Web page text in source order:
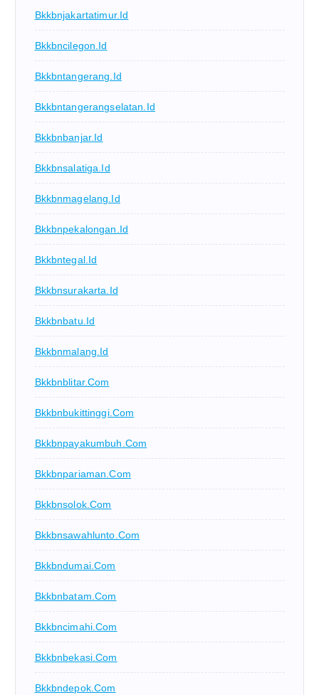
Bkkbnjakartatimur.id
Bkkbncilegon.id
Bkkbntangerang.id
Bkkbntangerangselatan.id
Bkkbnbanjar.id
Bkkbnsalatiga.id
Bkkbnmagelang.id
Bkkbnpekalongan.id
Bkkbntegal.id
Bkkbnsurakarta.id
Bkkbnbatu.id
Bkkbnmalang.id
Bkkbnblitar.com
Bkkbnbukittinggi.com
Bkkbnpayakumbuh.com
Bkkbnpariaman.com
Bkkbnsolok.com
Bkkbnsawahlunto.com
Bkkbndumai.com
Bkkbnbatam.com
Bkkbncimahi.com
Bkkbnbekasi.com
Bkkbndepok.com